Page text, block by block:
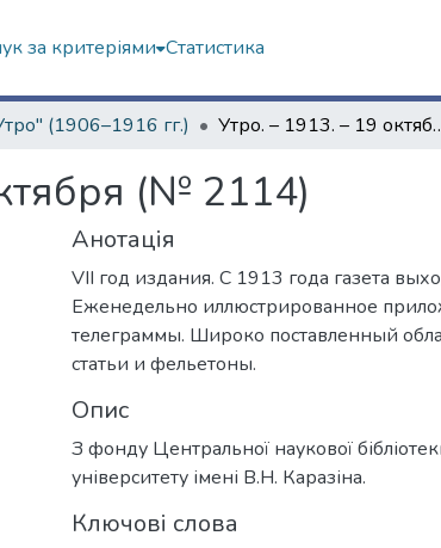
за критеріями Статистика
(1906–1916 гг.) Утро. – 1913.
(№ 2114)
Анотація
VII год издания. С 1913 года газета
Еженедельно иллюстрированное
телеграммы. Широко поставленный
статьи и фельетоны.
Опис
З фонду Центральної наукової
університету імені В.Н. Каразіна.
Ключові слова